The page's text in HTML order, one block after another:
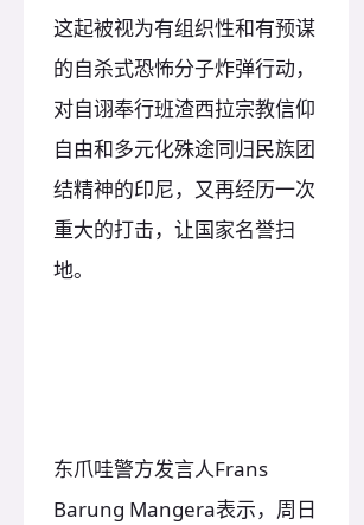
这起被视为有组织性和有预谋
的自杀式恐怖分子炸弹行动，
对自诩奉行班渣西拉宗教信仰
自由和多元化殊途同归民族团
结精神的印尼，又再经历一次
重大的打击，让国家名誉扫
地。
东爪哇警方发言人Frans
Barung Mangera表示，周日